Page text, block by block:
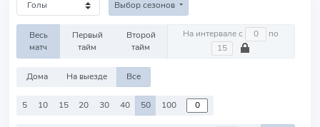
Выбор сезонов
Весь
матч
Первый
тайм
Второй
тайм
На интервале с по
Дома На выезде Все
5 10 15 20 30 40 50 100